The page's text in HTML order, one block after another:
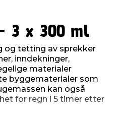
3 x 300 ml
og tetting av sprekker
inndekninger,
materialer
byggematerialer som
kan også
for regn i 5 timer etter